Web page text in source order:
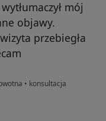
mój
objawy.
przebiegła
• konsultacja